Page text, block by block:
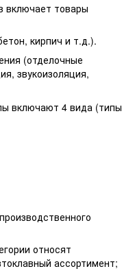
включает товары
кирпич и т.д.).
(отделочные
звукоизоляция,
включают 4 вида (типы
относят
ассортимент;